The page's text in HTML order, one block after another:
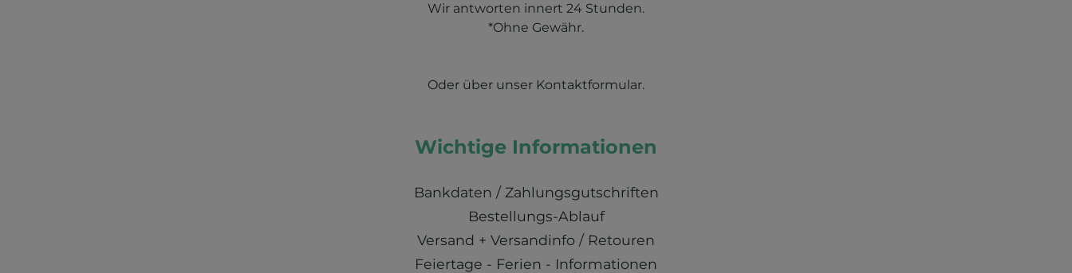
Wir antworten innert 24 Stunden.
*Ohne Gewähr.
Oder über unser Kontaktformular.
Wichtige Informationen
Bankdaten / Zahlungsgutschriften
Bestellungs-Ablauf
Versand + Versandinfo / Retouren
Feiertage - Ferien - Informationen